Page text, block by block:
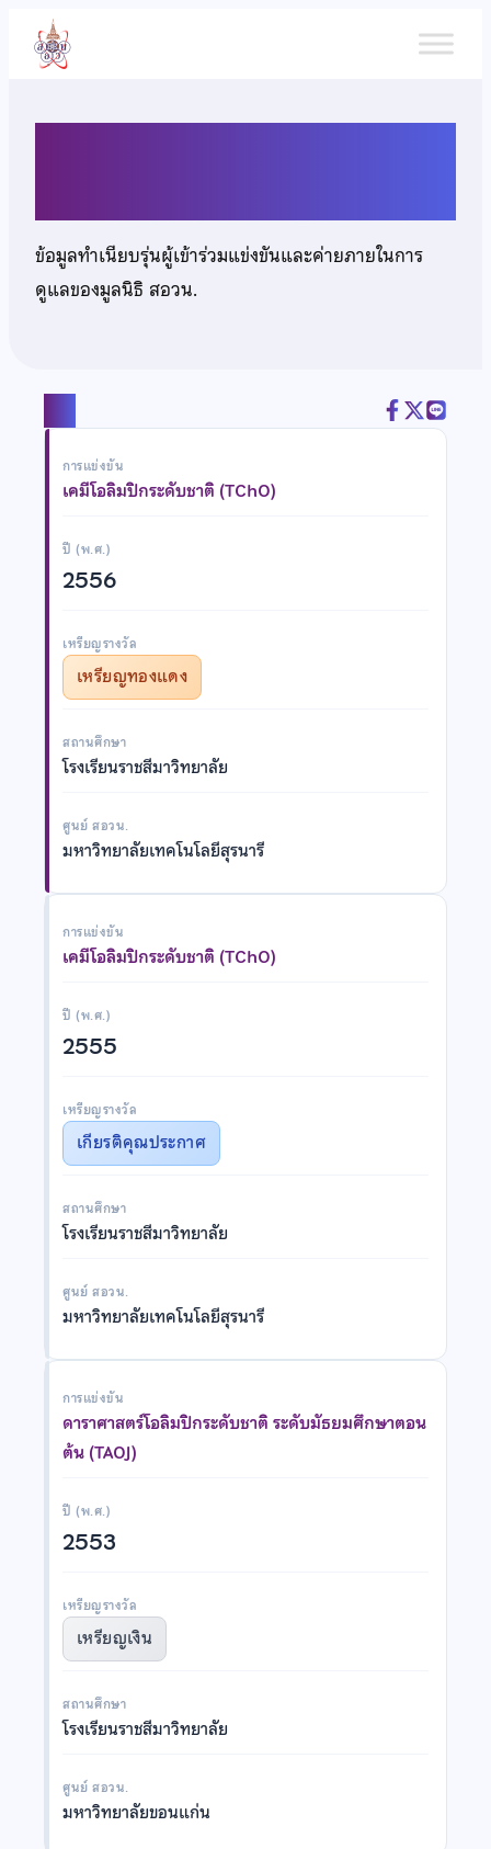
เนื้อหา
ข้อมูลทำเนียบรุ่นผู้เข้าร่วมแข่งขันและค่ายภายในการ
ดูแลของมูลนิธิ สอวน.
การแข่งขัน
เคมีโอลิมปิกระดับชาติ (TChO)
ปี (พ.ศ.)
2556
เหรียญรางวัล
เหรียญทองแดง
สถานศึกษา
โรงเรียนราชสีมาวิทยาลัย
ศูนย์ สอวน.
มหาวิทยาลัยเทคโนโลยีสุรนารี
การแข่งขัน
เคมีโอลิมปิกระดับชาติ (TChO)
ปี (พ.ศ.)
2555
เหรียญรางวัล
เกียรติคุณประกาศ
สถานศึกษา
โรงเรียนราชสีมาวิทยาลัย
ศูนย์ สอวน.
มหาวิทยาลัยเทคโนโลยีสุรนารี
การแข่งขัน
ดาราศาสตร์โอลิมปิกระดับชาติ ระดับมัธยมศึกษาตอน
ต้น (TAOJ)
ปี (พ.ศ.)
2553
เหรียญรางวัล
เหรียญเงิน
สถานศึกษา
โรงเรียนราชสีมาวิทยาลัย
ศูนย์ สอวน.
มหาวิทยาลัยขอนแก่น